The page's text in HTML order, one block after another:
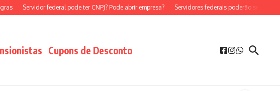
Servidor federal pode ter CNPJ? Pode abrir empresa? Servidores federais poderão ser MEI?
Cupons de Desconto